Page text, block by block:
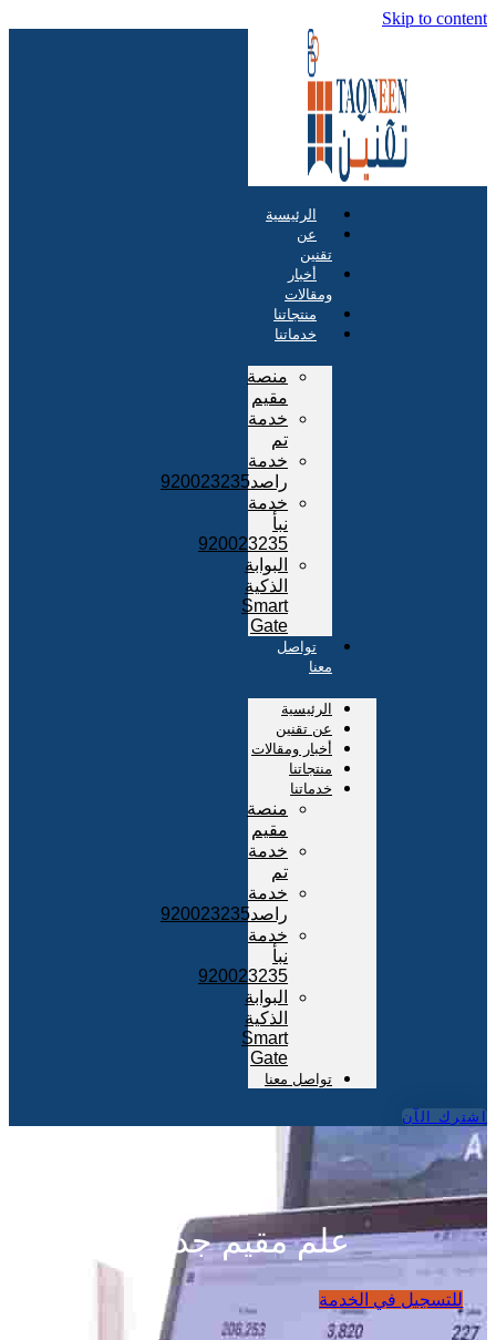
Skip to content
الرئيسية
عن
تقنين
أخبار
ومقالات
منتجاتنا
خدماتنا
منصة
مقيم
خدمة
تم
خدمة
راصد920023235
خدمة
نبأ
920023235
البوابة
الذكية
Smart
Gate
تواصل
معنا
الرئيسية
عن تقنين
أخبار ومقالات
منتجاتنا
خدماتنا
منصة
مقيم
خدمة
تم
خدمة
راصد920023235
خدمة
نبأ
920023235
البوابة
الذكية
Smart
Gate
تواصل معنا
اشترك الآن
علم مقيم جديد
للتسجيل في الخدمة